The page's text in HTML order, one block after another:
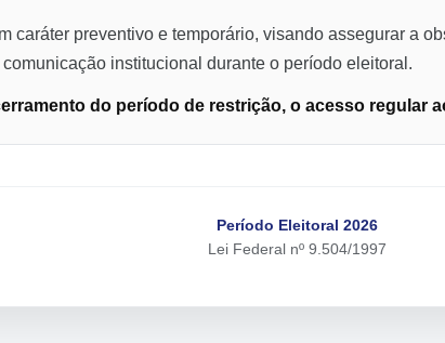
caráter preventivo e temporário, visando assegurar a
institucional durante o período eleitoral.
do período de restrição, o acesso regular
Período Eleitoral 2026
Lei Federal nº 9.504/1997